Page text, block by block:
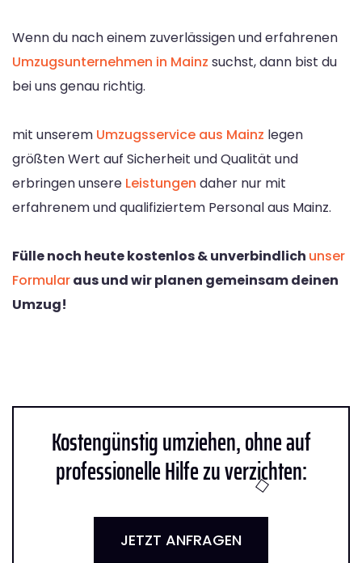
Wenn du nach einem zuverlässigen und erfahrenen
Umzugsunternehmen in Mainz suchst, dann bist du
bei uns genau richtig.
mit unserem Umzugsservice aus Mainz legen
größten Wert auf Sicherheit und Qualität und
erbringen unsere Leistungen daher nur mit
erfahrenem und qualifiziertem Personal aus Mainz.
Fülle noch heute kostenlos & unverbindlich unser
Formularaus und wir planen gemeinsam deinen
Umzug!
Kostengünstig umziehen, ohne auf
professionelle Hilfe zu verzichten:
JETZT ANFRAGEN